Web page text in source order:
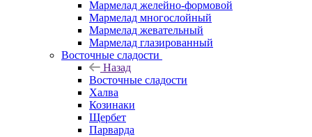
Мармелад желейно-формовой
Мармелад многослойный
Мармелад жевательный
Мармелад глазированный
Восточные сладости
Назад
Восточные сладости
Халва
Козинаки
Щербет
Парварда